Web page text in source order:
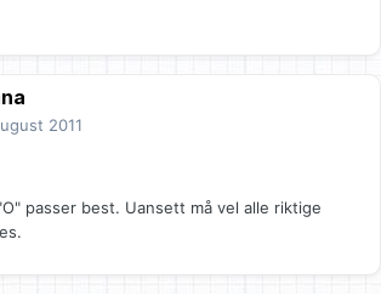
2011
passer best. Uansett må vel alle riktige